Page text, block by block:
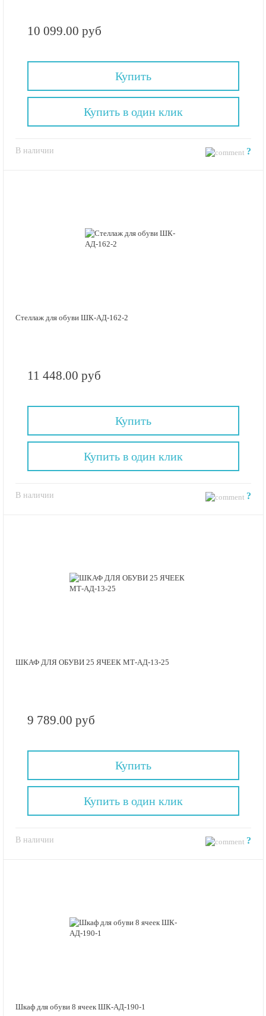
10 099.00 руб
Купить
В наличии ?
Купить в один клик
Стеллаж для обуви ШК-АД-162-2
11 448.00 руб
Купить
В наличии ?
Купить в один клик
ШКАФ ДЛЯ ОБУВИ 25 ЯЧЕЕК МТ-АД-13-25
9 789.00 руб
Купить
В наличии ?
Купить в один клик
Шкаф для обуви 8 ячеек ШК-АД-190-1